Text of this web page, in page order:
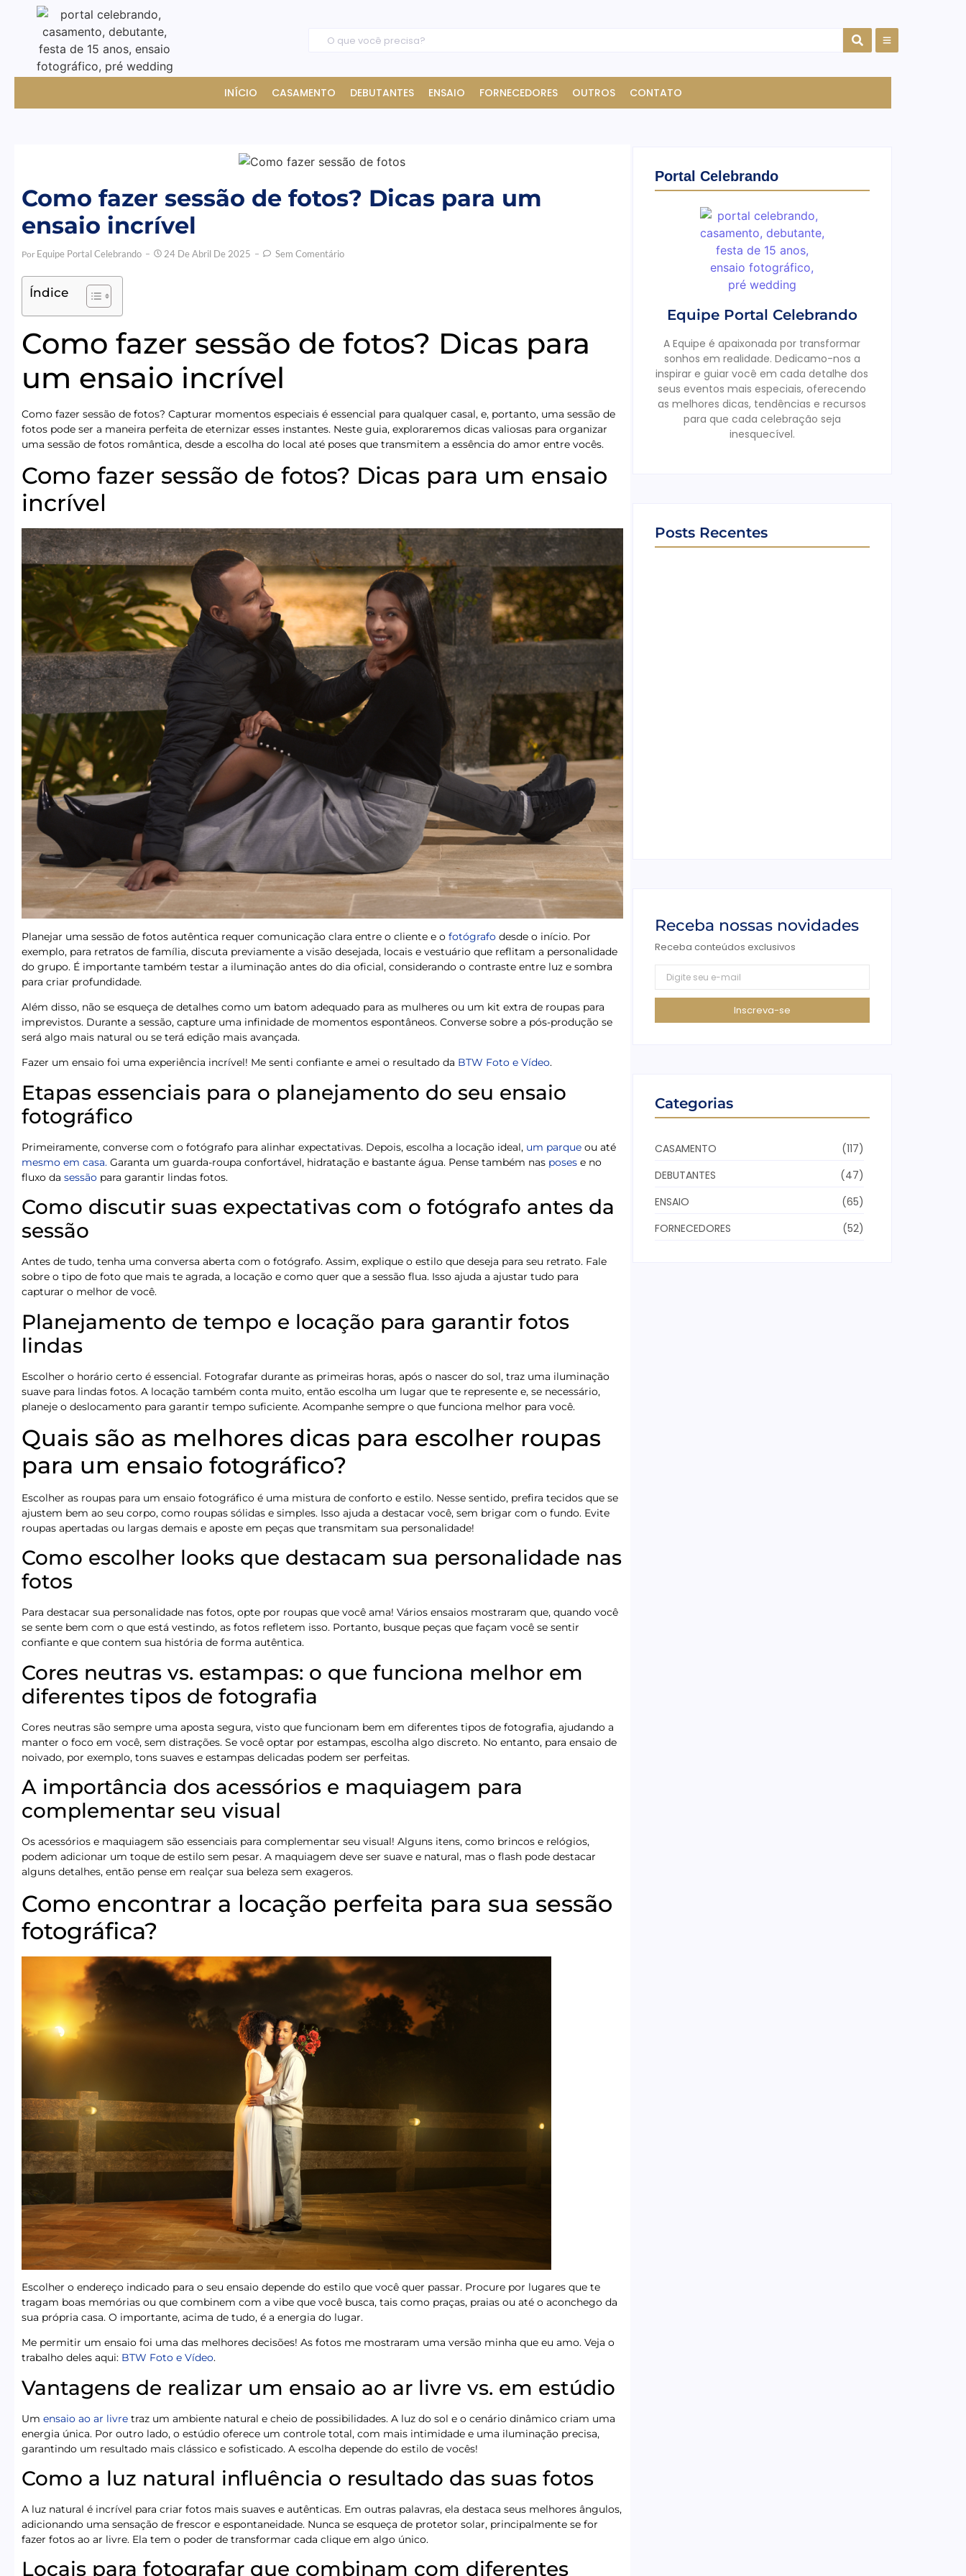
INÍCIO CASAMENTO DEBUTANTES ENSAIO FORNECEDORES OUTROS CONTATO
Como fazer sessão de fotos? Dicas para um
ensaio incrível
Por Equipe Portal Celebrando 24 De Abril De 2025 Sem Comentário
Índice
Como fazer sessão de fotos? Dicas para
um ensaio incrível
Como fazer sessão de fotos? Capturar momentos especiais é essencial para qualquer casal, e, portanto, uma sessão de
fotos pode ser a maneira perfeita de eternizar esses instantes. Neste guia, exploraremos dicas valiosas para organizar
uma sessão de fotos romântica, desde a escolha do local até poses que transmitem a essência do amor entre vocês.
Como fazer sessão de fotos? Dicas para um ensaio
incrível
Planejar uma sessão de fotos autêntica requer comunicação clara entre o cliente e o fotógrafo desde o início. Por
exemplo, para retratos de família, discuta previamente a visão desejada, locais e vestuário que reflitam a personalidade
do grupo. É importante também testar a iluminação antes do dia oficial, considerando o contraste entre luz e sombra
para criar profundidade.
Além disso, não se esqueça de detalhes como um batom adequado para as mulheres ou um kit extra de roupas para
imprevistos. Durante a sessão, capture uma infinidade de momentos espontâneos. Converse sobre a pós-produção se
será algo mais natural ou se terá edição mais avançada.
Fazer um ensaio foi uma experiência incrível! Me senti confiante e amei o resultado da BTW Foto e Vídeo.
Etapas essenciais para o planejamento do seu ensaio
fotográfico
Primeiramente, converse com o fotógrafo para alinhar expectativas. Depois, escolha a locação ideal, um parque ou até
mesmo em casa. Garanta um guarda-roupa confortável, hidratação e bastante água. Pense também nas poses e no
fluxo da sessão para garantir lindas fotos.
Como discutir suas expectativas com o fotógrafo antes da
sessão
Antes de tudo, tenha uma conversa aberta com o fotógrafo. Assim, explique o estilo que deseja para seu retrato. Fale
sobre o tipo de foto que mais te agrada, a locação e como quer que a sessão flua. Isso ajuda a ajustar tudo para
capturar o melhor de você.
Planejamento de tempo e locação para garantir fotos
lindas
Escolher o horário certo é essencial. Fotografar durante as primeiras horas, após o nascer do sol, traz uma iluminação
suave para lindas fotos. A locação também conta muito, então escolha um lugar que te represente e, se necessário,
planeje o deslocamento para garantir tempo suficiente. Acompanhe sempre o que funciona melhor para você.
Quais são as melhores dicas para escolher roupas
para um ensaio fotográfico?
Escolher as roupas para um ensaio fotográfico é uma mistura de conforto e estilo. Nesse sentido, prefira tecidos que se
ajustem bem ao seu corpo, como roupas sólidas e simples. Isso ajuda a destacar você, sem brigar com o fundo. Evite
roupas apertadas ou largas demais e aposte em peças que transmitam sua personalidade!
Como escolher looks que destacam sua personalidade nas
fotos
Para destacar sua personalidade nas fotos, opte por roupas que você ama! Vários ensaios mostraram que, quando você
se sente bem com o que está vestindo, as fotos refletem isso. Portanto, busque peças que façam você se sentir
confiante e que contem sua história de forma autêntica.
Cores neutras vs. estampas: o que funciona melhor em
diferentes tipos de fotografia
Cores neutras são sempre uma aposta segura, visto que funcionam bem em diferentes tipos de fotografia, ajudando a
manter o foco em você, sem distrações. Se você optar por estampas, escolha algo discreto. No entanto, para ensaio de
noivado, por exemplo, tons suaves e estampas delicadas podem ser perfeitas.
A importância dos acessórios e maquiagem para
complementar seu visual
Os acessórios e maquiagem são essenciais para complementar seu visual! Alguns itens, como brincos e relógios,
podem adicionar um toque de estilo sem pesar. A maquiagem deve ser suave e natural, mas o flash pode destacar
alguns detalhes, então pense em realçar sua beleza sem exageros.
Como encontrar a locação perfeita para sua sessão
fotográfica?
Escolher o endereço indicado para o seu ensaio depende do estilo que você quer passar. Procure por lugares que te
tragam boas memórias ou que combinem com a vibe que você busca, tais como praças, praias ou até o aconchego da
sua própria casa. O importante, acima de tudo, é a energia do lugar.
Me permitir um ensaio foi uma das melhores decisões! As fotos me mostraram uma versão minha que eu amo. Veja o
trabalho deles aqui: BTW Foto e Vídeo.
Vantagens de realizar um ensaio ao ar livre vs. em estúdio
Um ensaio ao ar livre traz um ambiente natural e cheio de possibilidades. A luz do sol e o cenário dinâmico criam uma
energia única. Por outro lado, o estúdio oferece um controle total, com mais intimidade e uma iluminação precisa,
garantindo um resultado mais clássico e sofisticado. A escolha depende do estilo de vocês!
Como a luz natural influência o resultado das suas fotos
A luz natural é incrível para criar fotos mais suaves e autênticas. Em outras palavras, ela destaca seus melhores ângulos,
adicionando uma sensação de frescor e espontaneidade. Nunca se esqueça de protetor solar, principalmente se for
fazer fotos ao ar livre. Ela tem o poder de transformar cada clique em algo único.
Locais para fotografar que combinam com diferentes
Portal Celebrando
Equipe Portal Celebrando
A Equipe é apaixonada por transformar
sonhos em realidade. Dedicamo-nos a
inspirar e guiar você em cada detalhe dos
seus eventos mais especiais, oferecendo
as melhores dicas, tendências e recursos
para que cada celebração seja
inesquecível.
Posts Recentes
Receba nossas novidades
Receba conteúdos exclusivos
Inscreva-se
Categorias
CASAMENTO
(117)
DEBUTANTES
(47)
ENSAIO
(65)
FORNECEDORES
(52)